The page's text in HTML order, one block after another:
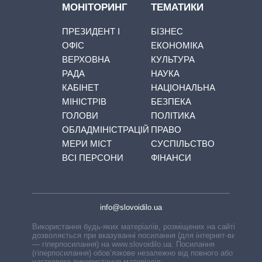
МОНІТОРИНГ
ПРЕЗИДЕНТ І
ОФІС
ВЕРХОВНА
РАДА
КАБІНЕТ
МІНІСТРІВ
ГОЛОВИ
ОБЛАДМІНІСТРАЦІЙ
МЕРИ МІСТ
ВСІ ПЕРСОНИ
ТЕМАТИКИ
БІЗНЕС
ЕКОНОМІКА
КУЛЬТУРА
НАУКА
НАЦІОНАЛЬНА
БЕЗПЕКА
ПОЛІТИКА
ПРАВО
СУСПІЛЬСТВО
ФІНАНСИ
info@slovoidilo.ua
Використання будь-яких матеріалів, розміщених на сайті,
дозволяється при вказуванні посилання (для інтернет-видань
— гіперпосилання) на www.slovoidilo.ua. Посилання
(гіперпосилання) обов’язкове незалежно від повного або